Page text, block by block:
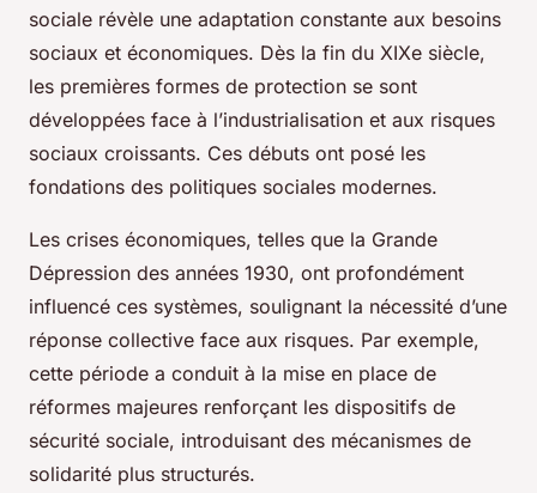
sociale révèle une adaptation constante aux besoins
sociaux et économiques. Dès la fin du XIXe siècle,
les premières formes de protection se sont
développées face à l’industrialisation et aux risques
sociaux croissants. Ces débuts ont posé les
fondations des politiques sociales modernes.
Les crises économiques, telles que la Grande
Dépression des années 1930, ont profondément
influencé ces systèmes, soulignant la nécessité d’une
réponse collective face aux risques. Par exemple,
cette période a conduit à la mise en place de
réformes majeures renforçant les dispositifs de
sécurité sociale, introduisant des mécanismes de
solidarité plus structurés.